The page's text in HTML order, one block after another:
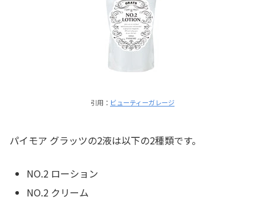
引用： ビューティーガレージ
パイモア グラッツの2液は以下の2種類です。
NO.2 ローション
NO.2 クリーム